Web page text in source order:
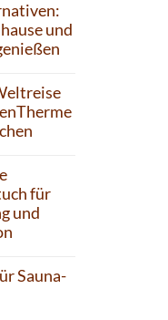
und
für
und
Sauna-